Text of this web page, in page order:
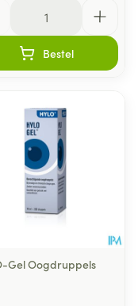
Bestel
Gel Oogdruppels